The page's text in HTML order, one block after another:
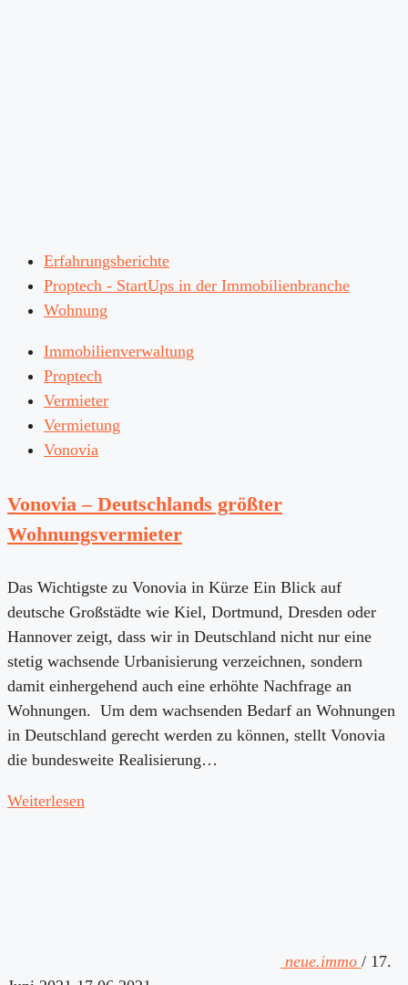
Erfahrungsberichte
Proptech - StartUps in der Immobilienbranche
Wohnung
Immobilienverwaltung
Proptech
Vermieter
Vermietung
Vonovia
Vonovia – Deutschlands größter
Wohnungsvermieter
Das Wichtigste zu Vonovia in Kürze Ein Blick auf
deutsche Großstädte wie Kiel, Dortmund, Dresden oder
Hannover zeigt, dass wir in Deutschland nicht nur eine
stetig wachsende Urbanisierung verzeichnen, sondern
damit einhergehend auch eine erhöhte Nachfrage an
Wohnungen. Um dem wachsenden Bedarf an Wohnungen
in Deutschland gerecht werden zu können, stellt Vonovia
die bundesweite Realisierung…
Weiterlesen
neue.immo / 17.